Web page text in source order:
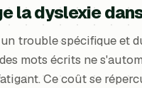
la dyslexie
trouble spécifique et
mots écrits ne
Ce coût se